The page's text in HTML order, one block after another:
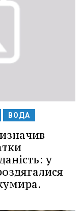
ВОДА
у